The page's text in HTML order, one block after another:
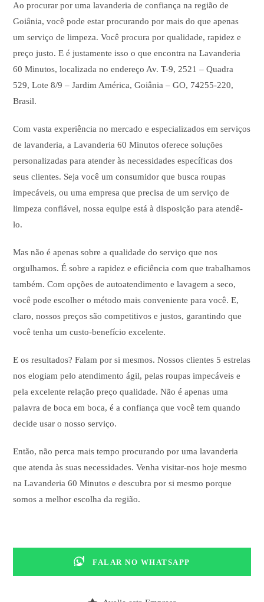
Ao procurar por uma lavanderia de confiança na região de
Goiânia, você pode estar procurando por mais do que apenas
um serviço de limpeza. Você procura por qualidade, rapidez e
preço justo. E é justamente isso o que encontra na Lavanderia
60 Minutos, localizada no endereço Av. T-9, 2521 – Quadra
529, Lote 8/9 – Jardim América, Goiânia – GO, 74255-220,
Brasil.
Com vasta experiência no mercado e especializados em serviços
de lavanderia, a Lavanderia 60 Minutos oferece soluções
personalizadas para atender às necessidades específicas dos
seus clientes. Seja você um consumidor que busca roupas
impecáveis, ou uma empresa que precisa de um serviço de
limpeza confiável, nossa equipe está à disposição para atendê-
lo.
Mas não é apenas sobre a qualidade do serviço que nos
orgulhamos. É sobre a rapidez e eficiência com que trabalhamos
também. Com opções de autoatendimento e lavagem a seco,
você pode escolher o método mais conveniente para você. E,
claro, nossos preços são competitivos e justos, garantindo que
você tenha um custo-benefício excelente.
E os resultados? Falam por si mesmos. Nossos clientes 5 estrelas
nos elogiam pelo atendimento ágil, pelas roupas impecáveis e
pela excelente relação preço qualidade. Não é apenas uma
palavra de boca em boca, é a confiança que você tem quando
decide usar o nosso serviço.
Então, não perca mais tempo procurando por uma lavanderia
que atenda às suas necessidades. Venha visitar-nos hoje mesmo
na Lavanderia 60 Minutos e descubra por si mesmo porque
somos a melhor escolha da região.
FALAR NO WHATSAPP